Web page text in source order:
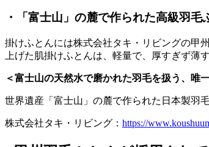
・「富士山」の麓で作られた高級羽毛
掛けふとんには株式会社タキ・リビングの甲
上げた肌掛けふとんは、軽量で、厚すぎず薄
＜富士山の天然水で磨かれた羽毛を扱う、唯
世界遺産「富士山」の麓で作られた日本製羽
株式会社タキ・リビング： https://